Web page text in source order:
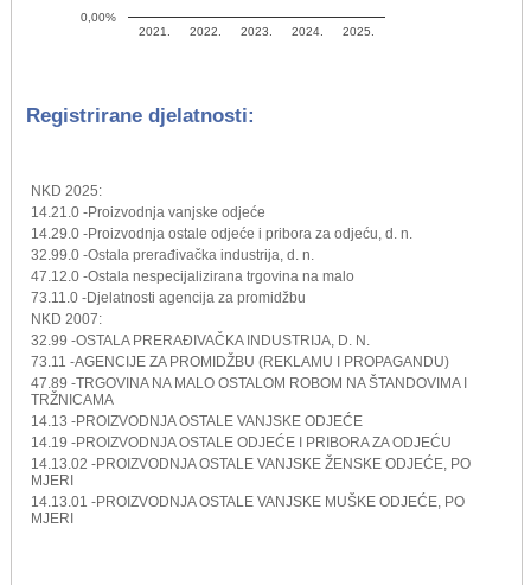
2021. 2022. 2023. 2024. 2025.
0,00%
Registrirane djelatnosti:
NKD 2025:
14.21.0 -Proizvodnja vanjske odjeće
14.29.0 -Proizvodnja ostale odjeće i pribora za odjeću, d. n.
32.99.0 -Ostala prerađivačka industrija, d. n.
47.12.0 -Ostala nespecijalizirana trgovina na malo
73.11.0 -Djelatnosti agencija za promidžbu
NKD 2007:
32.99 -OSTALA PRERAĐIVAČKA INDUSTRIJA, D. N.
73.11 -AGENCIJE ZA PROMIDŽBU (REKLAMU I PROPAGANDU)
47.89 -TRGOVINA NA MALO OSTALOM ROBOM NA ŠTANDOVIMA I
TRŽNICAMA
14.13 -PROIZVODNJA OSTALE VANJSKE ODJEĆE
14.19 -PROIZVODNJA OSTALE ODJEĆE I PRIBORA ZA ODJEĆU
14.13.02 -PROIZVODNJA OSTALE VANJSKE ŽENSKE ODJEĆE, PO
MJERI
14.13.01 -PROIZVODNJA OSTALE VANJSKE MUŠKE ODJEĆE, PO
MJERI